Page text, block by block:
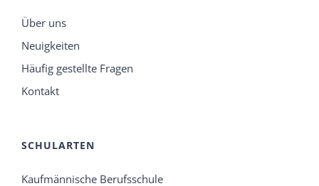
Über uns
Neuigkeiten
Häufig gestellte Fragen
Kontakt
SCHULARTEN
Kaufmännische Berufsschule